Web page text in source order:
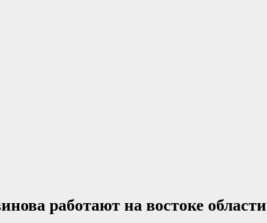
работают на востоке области